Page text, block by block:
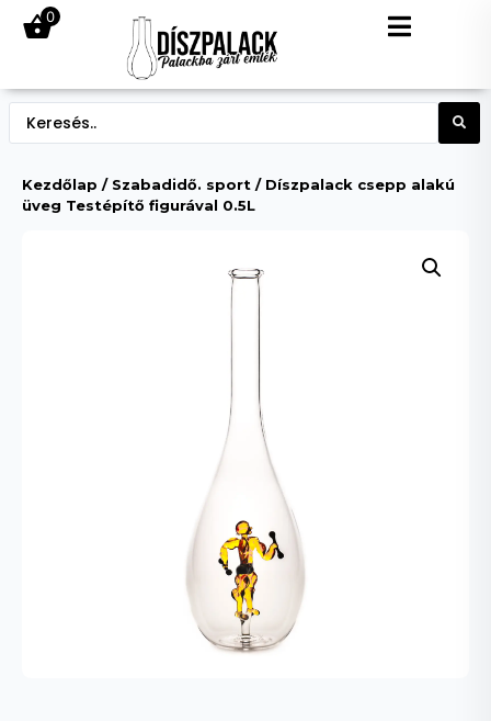
0
Kezdőlap / Szabadidő. sport / Díszpalack csepp alakú
üveg Testépítő figurával 0.5L